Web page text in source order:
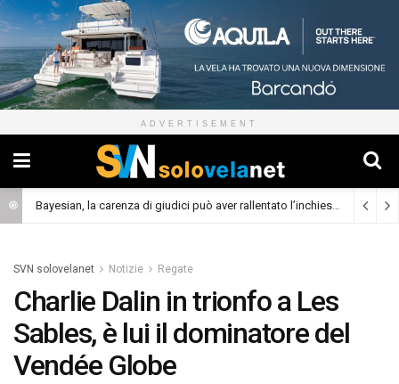
ADVERTISEMENT
Bayesian, la carenza di giudici può aver rallentato l’inchiesta (Cronaca)
SVN solovelanet Notizie Regate
Charlie Dalin in trionfo a Les
Sables, è lui il dominatore del
Vendée Globe